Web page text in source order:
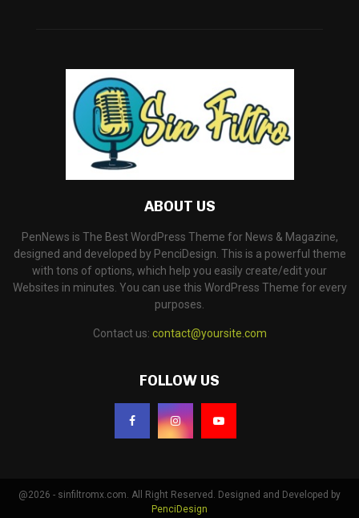
ABOUT US
PenNews is The Best WordPress Theme for News & Magazine,
designed and developed by PenciDesign. This is a powerful theme
with tons of options, which help you easily create/edit your
Websites in minutes. You can use this WordPress Theme for every
purposes.
Contact us: contact@yoursite.com
FOLLOW US
@2026 - sinfiltromx.com. All Right Reserved. Designed and Developed by
PenciDesign